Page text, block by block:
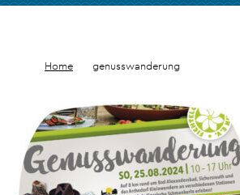
Home genusswanderung